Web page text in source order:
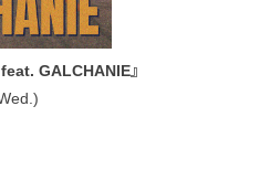
GALCHANIE』